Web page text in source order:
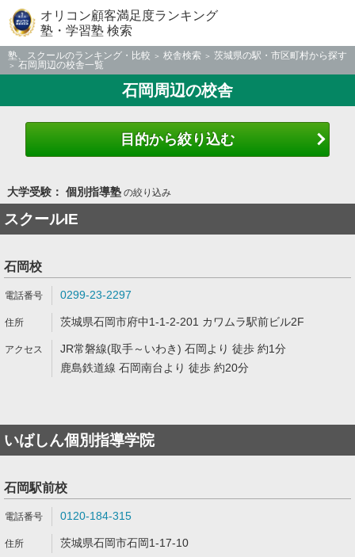
オリコン顧客満足度ランキング
塾・学習塾 検索
塾、スクールのランキング・比較 校舎検索
茨城県の駅・市区町村から探す
石岡周辺の校舎一覧
石岡周辺の校舎
目的から絞り込む
大学受験： 個別指導塾の絞り込み
スクールIE
石岡校
0299-23-2297
茨城県石岡市府中1-1-2-201 カワムラ駅前ビル2F
JR常磐線(取手～いわき) 石岡より 徒歩 約1分
鹿島鉄道線 石岡南台より 徒歩 約20分
いばしん個別指導学院
石岡駅前校
0120-184-315
茨城県石岡市石岡1-17-10